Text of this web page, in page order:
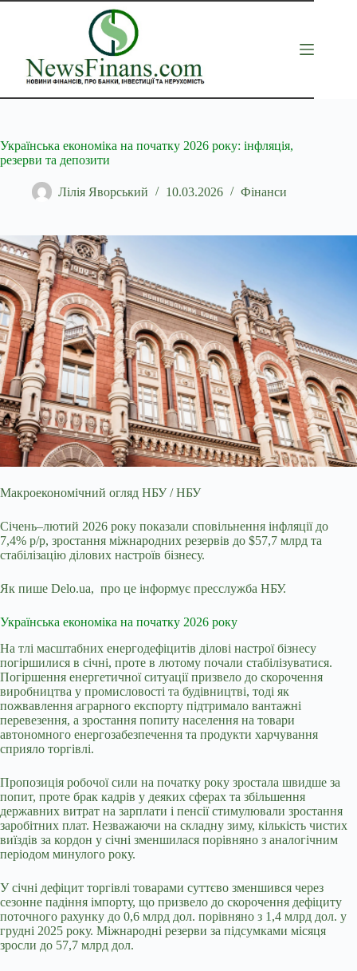
Перейти
Українська економіка на початку 2026 року: інфляція,
резерви та депозити
Лілія Яворський 10.03.2026 Фінанси
Макроекономічний огляд НБУ / НБУ
Січень–лютий 2026 року показали сповільнення інфляції до
7,4% р/р, зростання міжнародних резервів до $57,7 млрд та
стабілізацію ділових настроїв бізнесу.
Як пише Delo.ua, про це інформує пресслужба НБУ.
Українська економіка на початку 2026 року
На тлі масштабних енергодефіцитів ділові настрої бізнесу
погіршилися в січні, проте в лютому почали стабілізуватися.
Погіршення енергетичної ситуації призвело до скорочення
виробництва у промисловості та будівництві, тоді як
пожвавлення аграрного експорту підтримало вантажні
перевезення, а зростання попиту населення на товари
автономного енергозабезпечення та продукти харчування
сприяло торгівлі.
Пропозиція робочої сили на початку року зростала швидше за
попит, проте брак кадрів у деяких сферах та збільшення
державних витрат на зарплати і пенсії стимулювали зростання
заробітних плат. Незважаючи на складну зиму, кількість чистих
виїздів за кордон у січні зменшилася порівняно з аналогічним
періодом минулого року.
У січні дефіцит торгівлі товарами суттєво зменшився через
сезонне падіння імпорту, що призвело до скорочення дефіциту
поточного рахунку до 0,6 млрд дол. порівняно з 1,4 млрд дол. у
грудні 2025 року. Міжнародні резерви за підсумками місяця
зросли до 57,7 млрд дол.